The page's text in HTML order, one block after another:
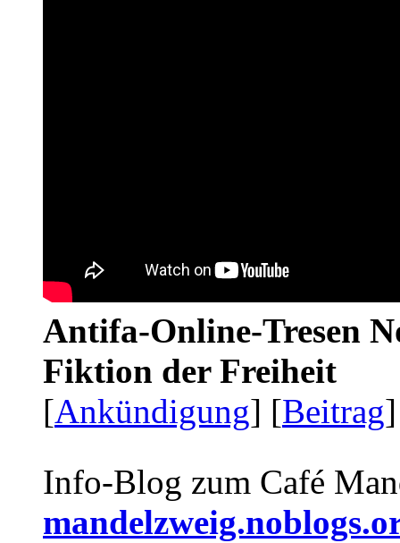
Antifa-Online-Tresen
Fiktion der Freiheit
[Ankündigung] [Beitrag
Info-Blog zum Café